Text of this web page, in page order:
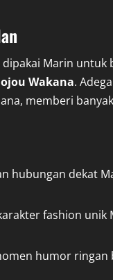
dipakai Marin untuk
Wakana.
memberi
hubungan dekat
fashion unik
humor ringan